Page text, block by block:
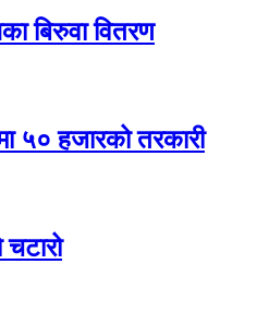
बिरुवा वितरण
५० हजारको तरकारी